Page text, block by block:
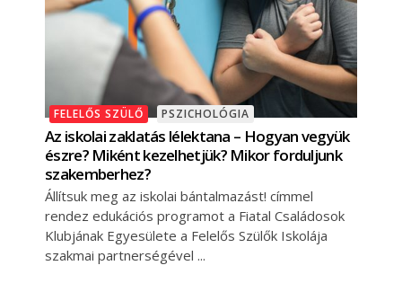
FELELŐS SZÜLŐ PSZICHOLÓGIA
Az iskolai zaklatás lélektana – Hogyan vegyük
észre? Miként kezelhetjük? Mikor forduljunk
szakemberhez?
Állítsuk meg az iskolai bántalmazást! címmel
rendez edukációs programot a Fiatal Családosok
Klubjának Egyesülete a Felelős Szülők Iskolája
szakmai partnerségével